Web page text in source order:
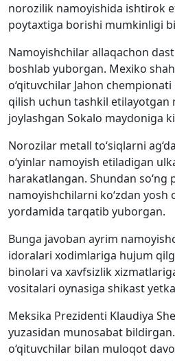
norozilik namoyishida ishtirok
poytaxtiga borishi mumkinligi
Namoyishchilar allaqachon
boshlab yuborgan. Mexiko
o‘qituvchilar Jahon
qilish uchun tashkil etilayotgan
joylashgan Sokalo maydoniga
Norozilar metall to‘siqlarni
o‘yinlar namoyish etiladigan
harakatlangan. Shundan so‘ng
namoyishchilarni ko‘zdan yosh
yordamida tarqatib yuborgan.
Bunga javoban ayrim
idoralari xodimlariga hujum
binolari va xavfsizlik
vositalari oynasiga shikast
Meksika Prezidenti Klaudiya
yuzasidan munosabat
o‘qituvchilar bilan muloqot